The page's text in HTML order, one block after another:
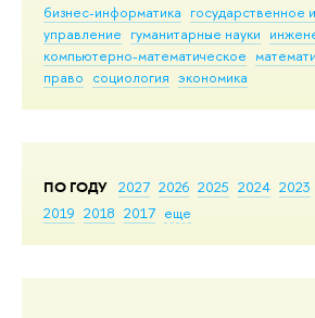
бизнес-информатика государственное
управление гуманитарные науки
компьютерно-математическое
право социология экономика
ПО ГОДУ 2027 2026 2025 2024 2023
2019 2018 2017 еще